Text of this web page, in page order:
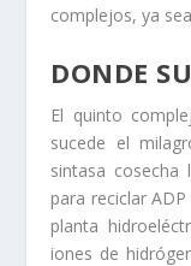
complejos, ya
DONDE
El quinto
sucede el
sintasa
para reciclar
planta
iones de